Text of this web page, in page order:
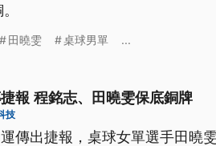
田曉雯 桌球男單 ...
報 程銘志、田曉雯保底銅牌
技
傳出捷報，桌球女單選手田曉